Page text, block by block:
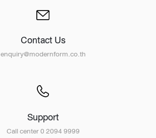
Contact Us
enquiry@modernform.co.th
Support
Call center 0 2094 9999